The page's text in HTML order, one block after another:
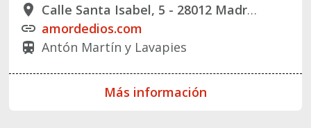
place
Calle Santa Isabel, 5 - 28012 Madrid
link amordedios.com
train Antón Martín y Lavapies
Más información